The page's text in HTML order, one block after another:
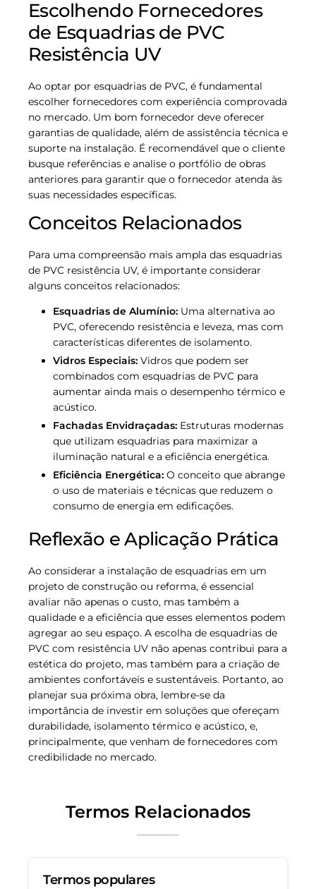
Escolhendo Fornecedores
de Esquadrias de PVC
Resistência UV
Ao optar por esquadrias de PVC, é fundamental
escolher fornecedores com experiência comprovada
no mercado. Um bom fornecedor deve oferecer
garantias de qualidade, além de assistência técnica e
suporte na instalação. É recomendável que o cliente
busque referências e analise o portfólio de obras
anteriores para garantir que o fornecedor atenda às
suas necessidades específicas.
Conceitos Relacionados
Para uma compreensão mais ampla das esquadrias
de PVC resistência UV, é importante considerar
alguns conceitos relacionados:
Esquadrias de Alumínio: Uma alternativa ao
PVC, oferecendo resistência e leveza, mas com
características diferentes de isolamento.
Vidros Especiais: Vidros que podem ser
combinados com esquadrias de PVC para
aumentar ainda mais o desempenho térmico e
acústico.
Fachadas Envidraçadas: Estruturas modernas
que utilizam esquadrias para maximizar a
iluminação natural e a eficiência energética.
Eficiência Energética: O conceito que abrange
o uso de materiais e técnicas que reduzem o
consumo de energia em edificações.
Reflexão e Aplicação Prática
Ao considerar a instalação de esquadrias em um
projeto de construção ou reforma, é essencial
avaliar não apenas o custo, mas também a
qualidade e a eficiência que esses elementos podem
agregar ao seu espaço. A escolha de esquadrias de
PVC com resistência UV não apenas contribui para a
estética do projeto, mas também para a criação de
ambientes confortáveis e sustentáveis. Portanto, ao
planejar sua próxima obra, lembre-se da
importância de investir em soluções que ofereçam
durabilidade, isolamento térmico e acústico, e,
principalmente, que venham de fornecedores com
credibilidade no mercado.
Termos Relacionados
Termos populares